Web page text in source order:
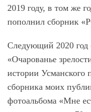
2019 году, в том же
пополнил сборник
Следующий 2020 год
«Очарованье
истории Усманского
сборника моих
фотоальбома «Мне